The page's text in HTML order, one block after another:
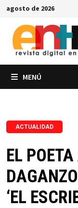
Saltar
contenido
agosto de 2026
MENÚ
ACTUALIDAD
EL
‘EL